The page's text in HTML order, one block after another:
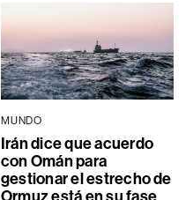
MUNDO
Irán dice que acuerdo
con Omán para
gestionar el estrecho de